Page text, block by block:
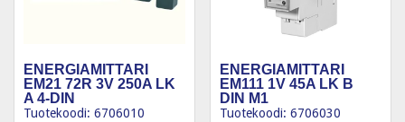
ENERGIAMITTARI
EM21 72R 3V 250A LK
A 4-DIN
Tuotekoodi: 6706010
ENERGIAMITTARI
EM111 1V 45A LK B
DIN M1
Tuotekoodi: 6706030